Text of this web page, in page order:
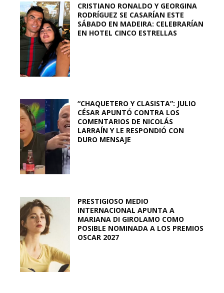
CRISTIANO RONALDO Y GEORGINA
RODRÍGUEZ SE CASARÍAN ESTE
SÁBADO EN MADEIRA: CELEBRARÍAN
EN HOTEL CINCO ESTRELLAS
“CHAQUETERO Y CLASISTA”: JULIO
CÉSAR APUNTÓ CONTRA LOS
COMENTARIOS DE NICOLÁS
LARRAÍN Y LE RESPONDIÓ CON
DURO MENSAJE
PRESTIGIOSO MEDIO
INTERNACIONAL APUNTA A
MARIANA DI GIROLAMO COMO
POSIBLE NOMINADA A LOS PREMIOS
OSCAR 2027